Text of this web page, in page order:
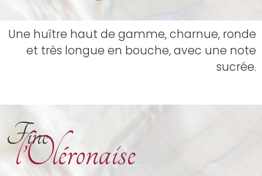
Une huître haut de gamme, charnue, ronde
et très longue en bouche, avec une note
sucrée.
Fine
l’Oléronaise